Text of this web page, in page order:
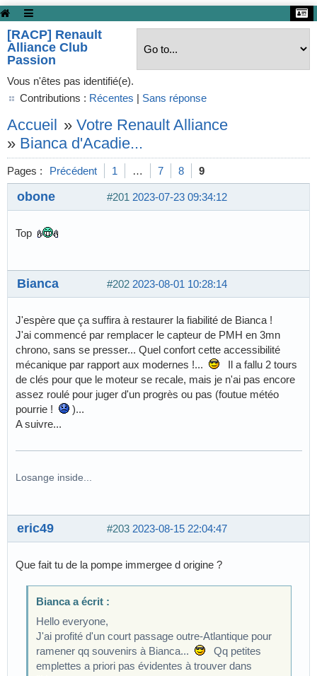
[RACP] Renault
Alliance Club
Passion
Vous n'êtes pas identifié(e).
Contributions : Récentes | Sans réponse
Accueil » Votre Renault Alliance
» Bianca d'Acadie...
Pages : Précédent 1 … 7 8 9
#201 2023-07-23 09:34:12
obone
Top
#202 2023-08-01 10:28:14
Bianca
J'espère que ça suffira à restaurer la fiabilité de Bianca !
J'ai commencé par remplacer le capteur de PMH en 3mn
chrono, sans se presser... Quel confort cette accessibilité
mécanique par rapport aux modernes !...
Il a fallu 2 tours
de clés pour que le moteur se recale, mais je n'ai pas encore
assez roulé pour juger d'un progrès ou pas (foutue météo
pourrie !
)...
A suivre...
Losange inside...
#203 2023-08-15 22:04:47
eric49
Que fait tu de la pompe immergee d origine ?
Bianca a écrit :
Hello everyone,
J'ai profité d'un court passage outre-Atlantique pour
ramener qq souvenirs à Bianca...
Qq petites
emplettes a priori pas évidentes à trouver dans